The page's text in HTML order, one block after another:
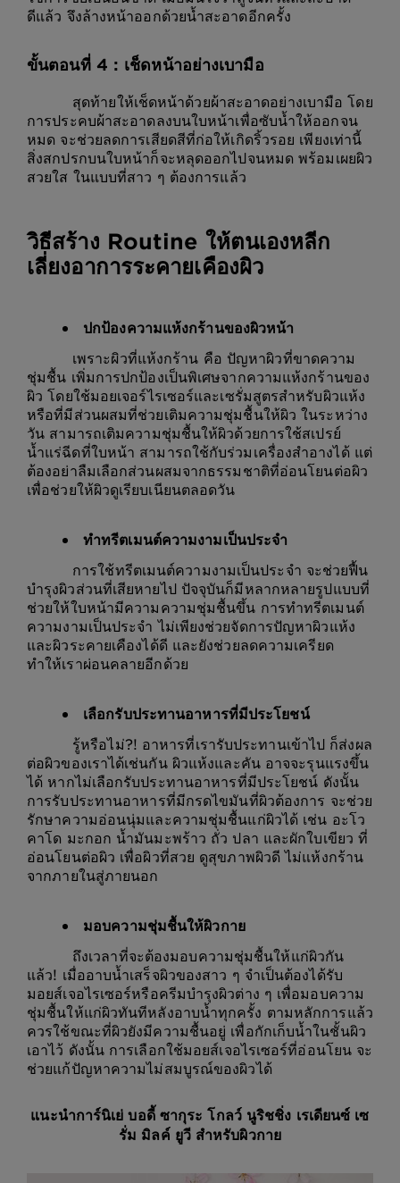
ดีแล้ว จึงล้างหน้าออกด้วยน้ำสะอาดอีกครั้ง
ขั้นตอนที่ 4 : เช็ดหน้าอย่างเบามือ
สุดท้ายให้เช็ดหน้าด้วยผ้าสะอาดอย่างเบามือ โดย
การประคบผ้าสะอาดลงบนใบหน้าเพื่อซับน้ำให้ออกจน
หมด จะช่วยลดการเสียดสีที่ก่อให้เกิดริ้วรอย เพียงเท่านี้
สิ่งสกปรกบนใบหน้าก็จะหลุดออกไปจนหมด พร้อมเผยผิว
สวยใส ในแบบที่สาว ๆ ต้องการแล้ว
วิธีสร้าง Routine ให้ตนเองหลีก
เลี่ยงอาการระคายเคืองผิว
ปกป้องความแห้งกร้านของผิวหน้า
เพราะผิวที่แห้งกร้าน คือ ปัญหาผิวที่ขาดความ
ชุ่มชื้น เพิ่มการปกป้องเป็นพิเศษจากความแห้งกร้านของ
ผิว โดยใช้มอยเจอร์ไรเซอร์และเซรั่มสูตรสำหรับผิวแห้ง
หรือที่มีส่วนผสมที่ช่วยเติมความชุ่มชื้นให้ผิว ในระหว่าง
วัน สามารถเติมความชุ่มชื้นให้ผิวด้วยการใช้สเปรย์
น้ำแร่ฉีดที่ใบหน้า สามารถใช้กับร่วมเครื่องสำอางได้ แต่
ต้องอย่าลืมเลือกส่วนผสมจากธรรมชาติที่อ่อนโยนต่อผิว
เพื่อช่วยให้ผิวดูเรียบเนียนตลอดวัน
ทำทรีตเมนต์ความงามเป็นประจำ
การใช้ทรีตเมนต์ความงามเป็นประจำ จะช่วยฟื้น
บำรุงผิวส่วนที่เสียหายไป ปัจจุบันก็มีหลากหลายรูปแบบที่
ช่วยให้ใบหน้ามีความความชุ่มชื้นขึ้น การทำทรีตเมนต์
ความงามเป็นประจำ ไม่เพียงช่วยจัดการปัญหาผิวแห้ง
และผิวระคายเคืองได้ดี และยังช่วยลดความเครียด
ทำให้เราผ่อนคลายอีกด้วย
เลือกรับประทานอาหารที่มีประโยชน์
รู้หรือไม่?! อาหารที่เรารับประทานเข้าไป ก็ส่งผล
ต่อผิวของเราได้เช่นกัน ผิวแห้งและคัน อาจจะรุนแรงขึ้น
ได้ หากไม่เลือกรับประทานอาหารที่มีประโยชน์ ดังนั้น
การรับประทานอาหารที่มีกรดไขมันที่ผิวต้องการ จะช่วย
รักษาความอ่อนนุ่มและความชุ่มชื้นแก่ผิวได้ เช่น อะโว
คาโด มะกอก น้ำมันมะพร้าว ถั่ว ปลา และผักใบเขียว ที่
อ่อนโยนต่อผิว เพื่อผิวที่สวย ดูสุขภาพผิวดี ไม่แห้งกร้าน
จากภายในสู่ภายนอก
มอบความชุ่มชื้นให้ผิวกาย
ถึงเวลาที่จะต้องมอบความชุ่มชื้นให้แก่ผิวกัน
แล้ว! เมื่ออาบน้ำเสร็จผิวของสาว ๆ จำเป็นต้องได้รับ
มอยส์เจอไรเซอร์หรือครีมบำรุงผิวต่าง ๆ เพื่อมอบความ
ชุ่มชื้นให้แก่ผิวทันทีหลังอาบน้ำทุกครั้ง ตามหลักการแล้ว
ควรใช้ขณะที่ผิวยังมีความชื้นอยู่ เพื่อกักเก็บน้ำในชั้นผิว
เอาไว้ ดังนั้น การเลือกใช้มอยส์เจอไรเซอร์ที่อ่อนโยน จะ
ช่วยแก้ปัญหาความไม่สมบูรณ์ของผิวได้
แนะนำการ์นิเย่ บอดี้ ซากุระ โกลว์ นูริชชิ่ง เรเดียนซ์ เซ
รั่ม มิลค์ ยูวี สำหรับผิวกาย